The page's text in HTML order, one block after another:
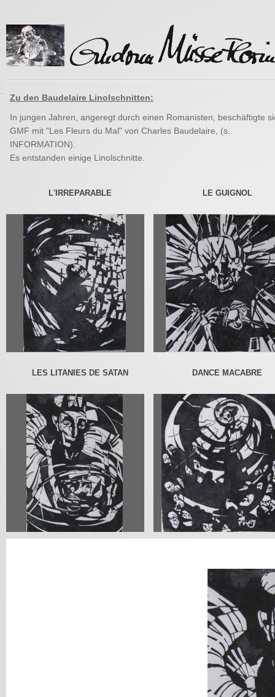
Zu den Baudelaire Linolschnitten:
In jungen Jahren, angeregt durch einen Romanisten, beschäftigte
GMF mit "Les Fleurs du Mal" von Charles Baudelaire, (s.
INFORMATION).
Es entstanden einige Linolschnitte.
L'IRREPARABLE LE GUIGNOL
LES LITANIES DE SATAN DANCE MACABRE
-